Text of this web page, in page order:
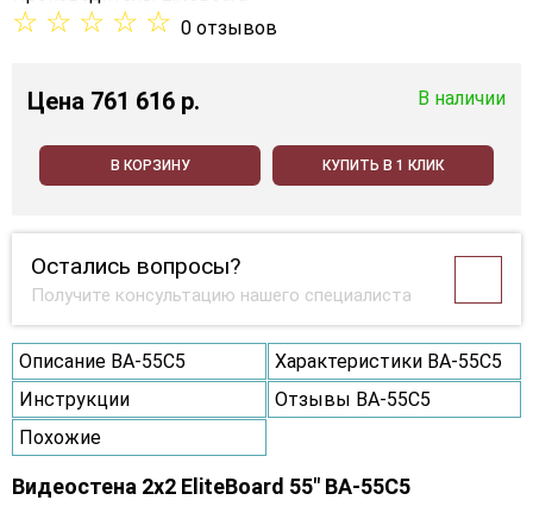
☆ ☆ ☆ ☆ ☆ 0 отзывов
Цена 761 616 p. В наличии
В КОРЗИНУ КУПИТЬ В 1 КЛИК
Остались вопросы?
Получите консультацию нашего специалиста
Описание BA-55C5
Характеристики BA-55C5
Инструкции
Отзывы BA-55C5
Похожие
Видеостена 2x2 EliteBoard 55" BA-55C5